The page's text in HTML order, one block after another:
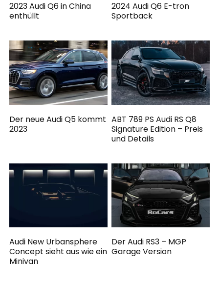
2023 Audi Q6 in China
enthüllt
2024 Audi Q6 E-tron
Sportback
Der neue Audi Q5 kommt
2023
ABT 789 PS Audi RS Q8
Signature Edition – Preis
und Details
Audi New Urbansphere
Concept sieht aus wie ein
Minivan
Der Audi RS3 – MGP
Garage Version